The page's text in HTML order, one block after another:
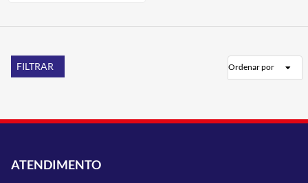
FILTRAR Ordenar por
ATENDIMENTO